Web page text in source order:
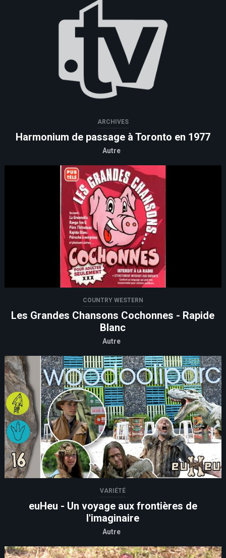
ARCHIVES
Harmonium de passage à Toronto en 1977
Autre
COUNTRY WESTERN
Les Grandes Chansons Cochonnes - Rapide
Blanc
Autre
VARIÉTÉ
euHeu - Un voyage aux frontières de
l'imaginaire
Autre